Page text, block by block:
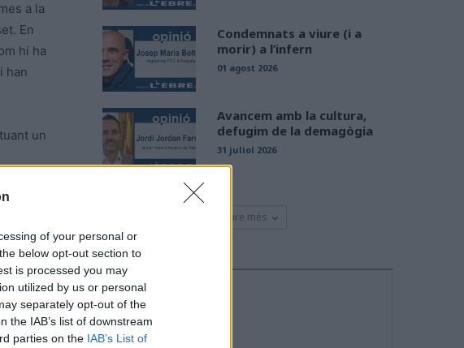
of your personal or
below opt-out section to
is processed you may
utilized by us or personal
separately opt-out of the
the IAB’s list of downstream
parties on the IAB’s List of
a la
En
hi ha
han
un
fins
Condemnats a viure (i a
morir) a l’infern
01 agost 2026
Avancem amb la cultura,
defugim de la demagògia
31 juliol 2026
Veure més